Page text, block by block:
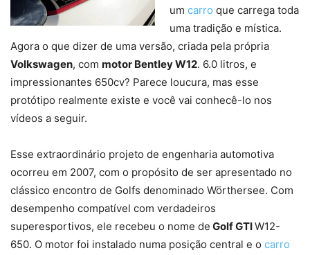
um carro que carrega toda
uma tradição e mística.
Agora o que dizer de uma versão, criada pela própria
Volkswagen, com motor Bentley W12. 6.0 litros, e
impressionantes 650cv? Parece loucura, mas esse
protótipo realmente existe e você vai conhecê-lo nos
vídeos a seguir.
Esse extraordinário projeto de engenharia automotiva
ocorreu em 2007, com o propósito de ser apresentado no
clássico encontro de Golfs denominado Wörthersee. Com
desempenho compatível com verdadeiros
superesportivos, ele recebeu o nome de Golf GTIW12-
650. O motor foi instalado numa posição central e o carro